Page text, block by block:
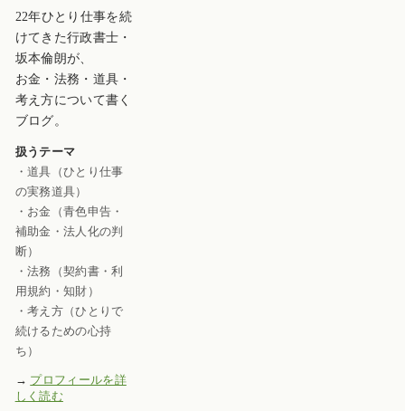
22年ひとり仕事を続
けてきた行政書士・
坂本倫朗が、
お金・法務・道具・
考え方について書く
ブログ。
扱うテーマ
・道具（ひとり仕事
の実務道具）
・お金（青色申告・
補助金・法人化の判
断）
・法務（契約書・利
用規約・知財）
・考え方（ひとりで
続けるための心持
ち）
→ プロフィールを詳
しく読む